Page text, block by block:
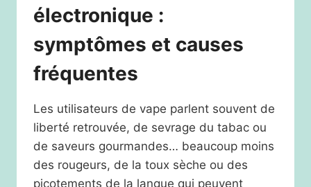
électronique :
symptômes et causes
fréquentes
Les utilisateurs de vape parlent souvent de
liberté retrouvée, de sevrage du tabac ou
de saveurs gourmandes… beaucoup moins
des rougeurs, de la toux sèche ou des
picotements de la langue qui peuvent